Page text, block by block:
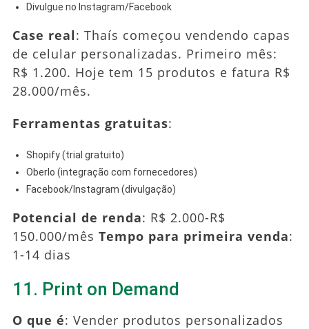
Divulgue no Instagram/Facebook
Case real: Thaís começou vendendo capas
de celular personalizadas. Primeiro mês:
R$ 1.200. Hoje tem 15 produtos e fatura R$
28.000/mês.
Ferramentas gratuitas:
Shopify (trial gratuito)
Oberlo (integração com fornecedores)
Facebook/Instagram (divulgação)
Potencial de renda: R$ 2.000-R$
150.000/mês Tempo para primeira venda:
1-14 dias
11. Print on Demand
O que é: Vender produtos personalizados